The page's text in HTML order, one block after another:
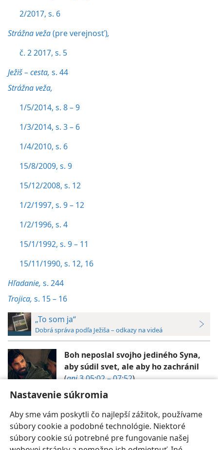
Nastavenie súkromia
Aby sme vám poskytli čo najlepší zážitok, používame
súbory cookie a podobné technológie. Niektoré
súbory cookie sú potrebné pre fungovanie našej
2/2017, s. 6
Strážna veža(pre verejnosť),
č. 2 2017, s. 5
Ježiš – cesta, s. 44
Strážna veža,
1/5/2014, s. 8 – 9
1/3/2014, s. 3 – 6
1/4/2010, s. 6
15/8/2009, s. 9
15/12/2008, s. 12
1/2/1997, s. 9 – 12
1/2/1996, s. 4
15/1/1992, s. 9 – 11
15/11/1990, s. 12, 16
Hľadanie, s. 244
Trojica, s. 15 – 16
„To som ja“
Dobrá správa podľa Ježiša – odkazy na videá
Boh neposlal svojho jediného Syna,
aby súdil svet, ale aby ho zachránil
(gnj3 05:02 – 07:52)